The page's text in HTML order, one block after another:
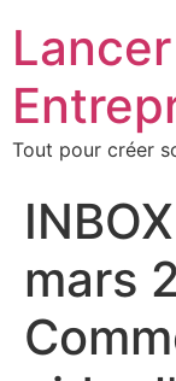
Tout pour créer
mars